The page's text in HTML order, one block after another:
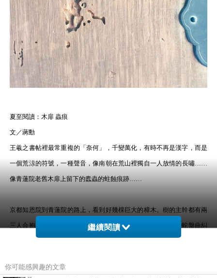
夏至閱讀：木扉 蟲痕
文／蔣勳
王羲之書帖裡最常重複的「奈何」，千變萬化，有時不再是漢字，而是
一個荒涼的符號，一種聲音，像南朝在荒山裡獨自一人放情的長嘯……
像青蓮院老舊木扉上留下的蠹蟲的蛀蝕痕跡……
京都知恩院到青蓮院的路上，看到好幾棵巨大的樟木。樹的主幹都有兩
三人合抱的徑圍，連四處飛張的分枝杈枒也都粗壯有力，如龍蛇盤曲糾
知恩院正在整修大殿，無法進去參觀。我繞到後院，在僻靜角落有一方
繼續閱讀
你可能感興趣的文章